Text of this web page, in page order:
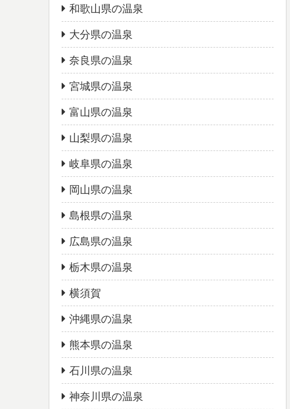
和歌山県の温泉
大分県の温泉
奈良県の温泉
宮城県の温泉
富山県の温泉
山梨県の温泉
岐阜県の温泉
岡山県の温泉
島根県の温泉
広島県の温泉
栃木県の温泉
横須賀
沖縄県の温泉
熊本県の温泉
石川県の温泉
神奈川県の温泉